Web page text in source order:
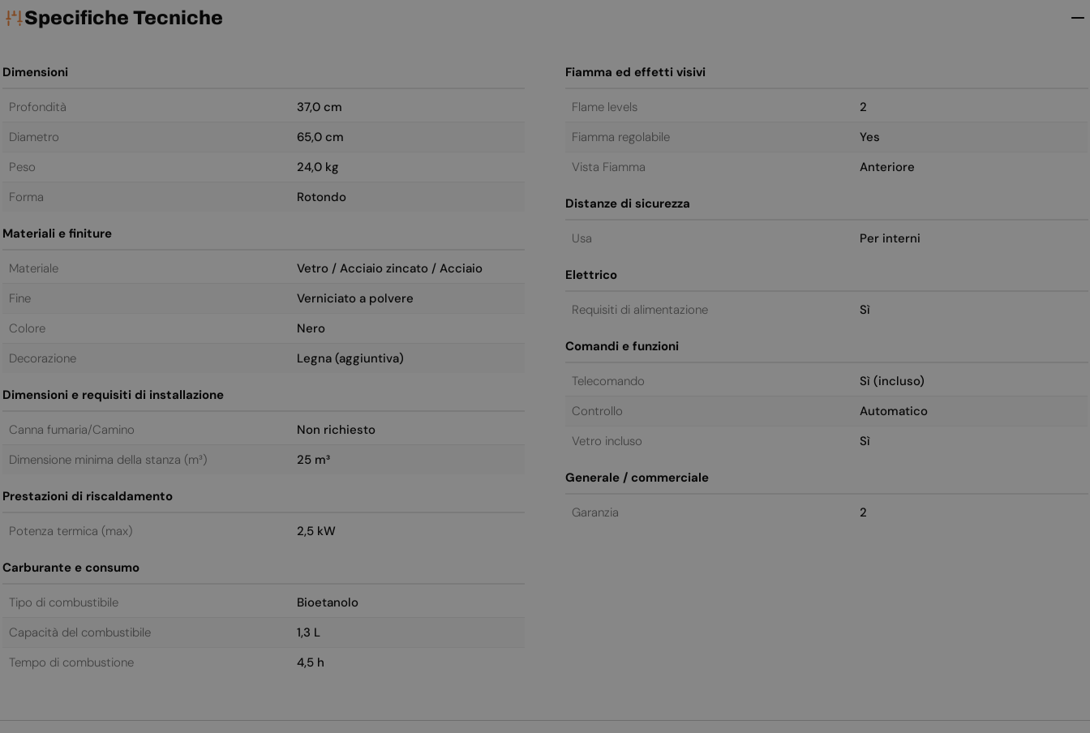
Specifiche Tecniche
Dimensioni
Profondità
37,0 cm
Diametro
65,0 cm
Peso
24,0 kg
Forma
Rotondo
Materiali e finiture
Materiale
Vetro / Acciaio zincato / Acciaio
Fine
Verniciato a polvere
Colore
Nero
Decorazione
Legna (aggiuntiva)
Dimensioni e requisiti di installazione
Canna fumaria/Camino
Non richiesto
Dimensione minima della stanza (m³)
25 m³
Prestazioni di riscaldamento
Potenza termica (max) 2,5 kW
Carburante e consumo
Tipo di combustibile
Bioetanolo
Capacità del combustibile
1,3 L
Tempo di combustione
4,5 h
Fiamma ed effetti visivi
Flame levels
2
Fiamma regolabile
Yes
Vista Fiamma
Anteriore
Distanze di sicurezza
Usa Per interni
Elettrico
Requisiti di alimentazione Sì
Comandi e funzioni
Telecomando
Sì (incluso)
Controllo
Automatico
Vetro incluso
Sì
Generale / commerciale
Garanzia 2